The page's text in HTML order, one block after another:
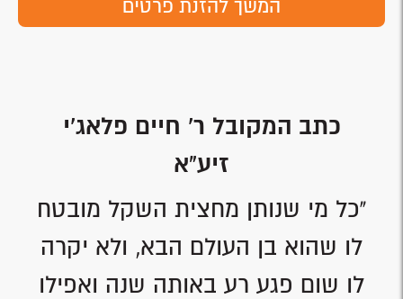
המשך להזנת פרטים
כתב המקובל ר' חיים פלאג'י
זיע"א
"כל מי שנותן מחצית השקל מובטח
לו שהוא בן העולם הבא, ולא יקרה
לו שום פגע רע באותה שנה ואפילו